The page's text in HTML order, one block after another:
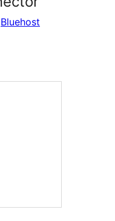
Bluehost